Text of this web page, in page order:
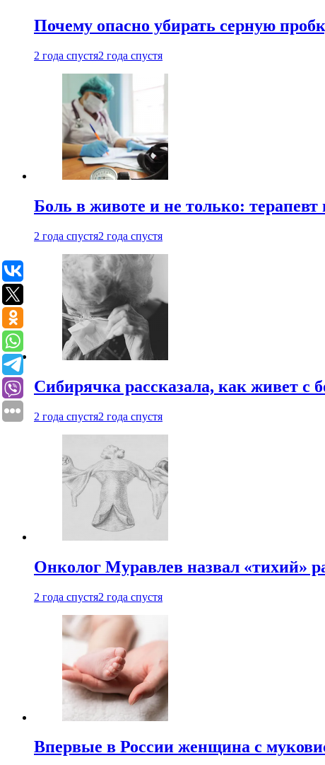
Почему опасно убирать серную
2 года спустя2 года спустя
Боль в животе и не только:
2 года спустя2 года спустя
Сибирячка рассказала, как живет с
2 года спустя2 года спустя
Онколог Муравлев назвал «тихий»
2 года спустя2 года спустя
Впервые в России женщина с